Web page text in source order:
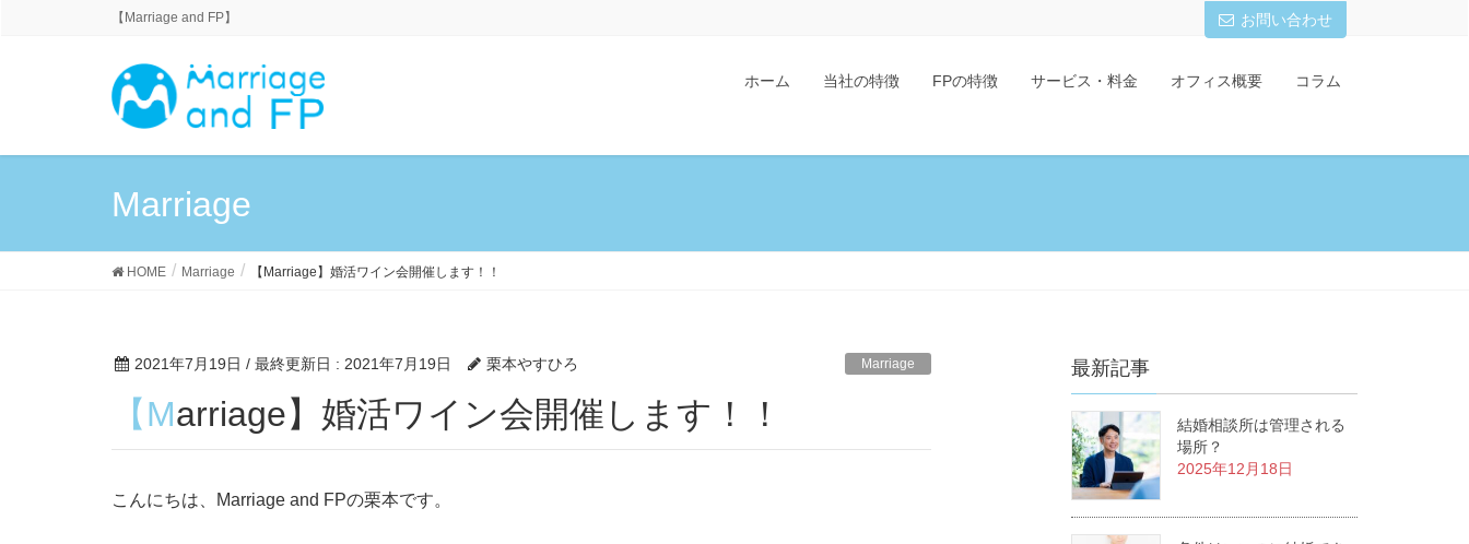
【Marriage and FP】 お問い合わせ
ホーム 当社の特徴 FPの特徴 サービス・料金 オフィス概要 コラム
Marriage
HOME Marriage 【Marriage】婚活ワイン会開催します！！
2021年7月19日 / 最終更新日 : 2021年7月19日 栗本やすひろ Marriage
【Marriage】婚活ワイン会開催します！！
こんにちは、Marriage and FPの栗本です。
最新記事
結婚相談所は管理される
場所？
2025年12月18日